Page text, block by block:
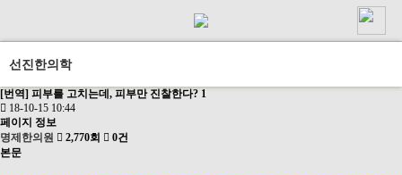
선진한의학
[번역] 피부를 고치는데, 피부만 진찰한다? 1
18-10-15 10:44
페이지 정보
명제한의원
2,770회
0건
본문